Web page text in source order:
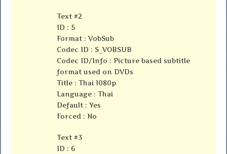
Text #2
ID : 5
Format : VobSub
Codec ID : S_VOBSUB
Codec ID/Info : Picture based subtitle
format used on DVDs
Title : Thai 1080p
Language : Thai
Default : Yes
Forced : No
Text #3
ID : 6